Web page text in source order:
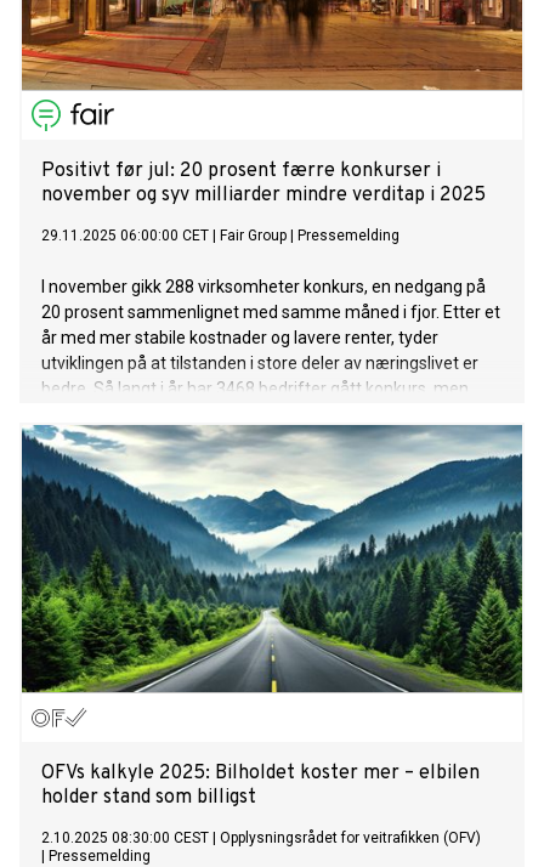
Positivt før jul: 20 prosent færre konkurser i
november og syv milliarder mindre verditap i 2025
29.11.2025 06:00:00 CET Fair Group Pressemelding
I november gikk 288 virksomheter konkurs, en nedgang på
20 prosent sammenlignet med samme måned i fjor. Etter et
år med mer stabile kostnader og lavere renter, tyder
utviklingen på at tilstanden i store deler av næringslivet er
bedre. Så langt i år har 3468 bedrifter gått konkurs, men
samme tid i 2024.
OFVs kalkyle 2025: Bilholdet koster mer – elbilen
holder stand som billigst
2.10.2025 08:30:00 CEST
Opplysningsrådet for veitrafikken (OFV)
Pressemelding